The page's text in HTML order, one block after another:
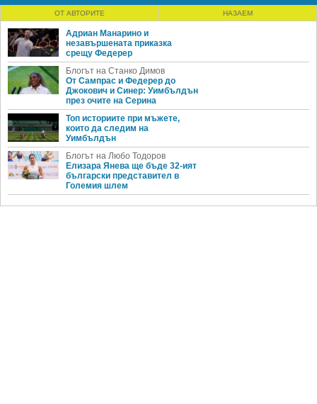
ОТ АВТОРИТЕ НАЗАЕМ
Адриан Манарино и
незавършената приказка
срещу Федерер
Блогът на Станко Димов
От Сампрас и Федерер до
Джокович и Синер: Уимбълдън
през очите на Серина
Топ историите при мъжете,
които да следим на
Уимбълдън
Блогът на Любо Тодоров
Елизара Янева ще бъде 32-ият
български представител в
Големия шлем